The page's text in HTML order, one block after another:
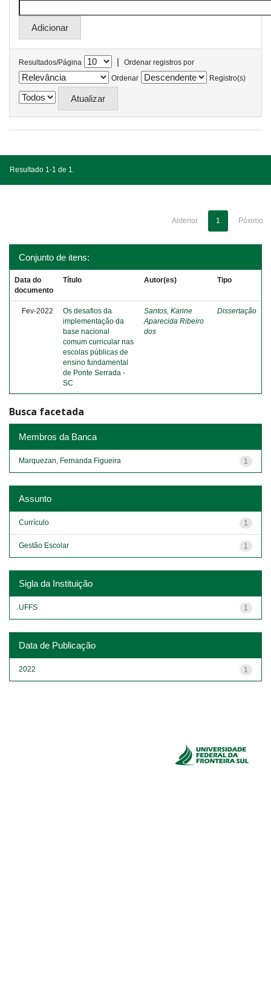
Resultados/Página |
Ordenar registros por
Ordenar
Registro(s)
Resultado 1-1 de 1.
Anterior 1 Póximo
Conjunto de itens:
Data do
documento
Título Autor(es) Tipo
Fev-2022
Os desafios da
implementação da
base nacional
comum curricular nas
escolas públicas de
ensino fundamental
de Ponte Serrada -
SC
Santos, Karine
Aparecida Ribeiro
dos
Dissertação
Busca facetada
Membros da Banca
1
Marquezan, Fernanda Figueira
Assunto
1
Currículo
1
Gestão Escolar
Sigla da Instituição
1
UFFS
Data de Publicação
1
2022